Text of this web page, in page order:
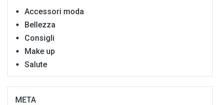
Accessori moda
Bellezza
Consigli
Make up
Salute
META